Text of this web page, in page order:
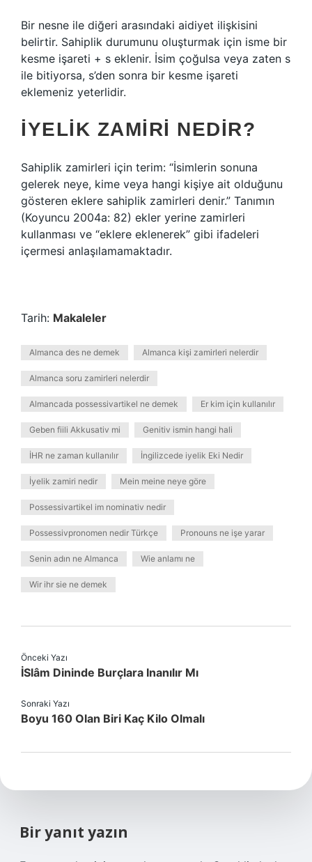
Bir nesne ile diğeri arasındaki aidiyet ilişkisini
belirtir. Sahiplik durumunu oluşturmak için isme bir
kesme işareti + s eklenir. İsim çoğulsa veya zaten s
ile bitiyorsa, s’den sonra bir kesme işareti
eklemeniz yeterlidir.
İYELIK ZAMIRI NEDIR?
Sahiplik zamirleri için terim: “İsimlerin sonuna
gelerek neye, kime veya hangi kişiye ait olduğunu
gösteren eklere sahiplik zamirleri denir.” Tanımın
(Koyuncu 2004a: 82) ekler yerine zamirleri
kullanması ve “eklere eklenerek” gibi ifadeleri
içermesi anlaşılamamaktadır.
Tarih: Makaleler
Almanca des ne demek Almanca kişi zamirleri nelerdir
Almanca soru zamirleri nelerdir
Almancada possessivartikel ne demek Er kim için kullanılır
Geben fiili Akkusativ mi Genitiv ismin hangi hali
İHR ne zaman kullanılır İngilizcede iyelik Eki Nedir
İyelik zamiri nedir Mein meine neye göre
Possessivartikel im nominativ nedir
Possessivpronomen nedir Türkçe Pronouns ne işe yarar
Senin adın ne Almanca Wie anlamı ne
Wir ihr sie ne demek
Önceki Yazı
İSlâm Dininde Burçlara Inanılır Mı
Sonraki Yazı
Boyu 160 Olan Biri Kaç Kilo Olmalı
Bir yanıt yazın